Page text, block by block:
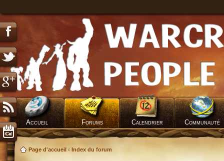
Accueil Forums Calendrier Communauté
Page d'accueil ‹ Index du forum